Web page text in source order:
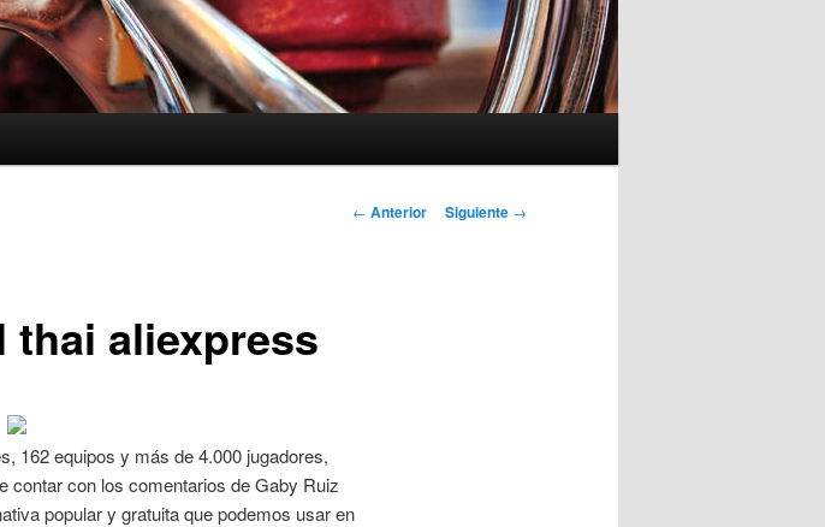
Navegación
← Anterior Siguiente →
aliexpress
162 equipos y más de 4.000 jugadores,
contar con los comentarios de Gaby Ruiz
popular y gratuita que podemos usar en